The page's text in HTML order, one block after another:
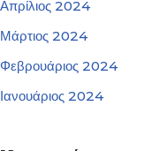
Απρίλιος 2024
Μάρτιος 2024
Φεβρουάριος 2024
Ιανουάριος 2024